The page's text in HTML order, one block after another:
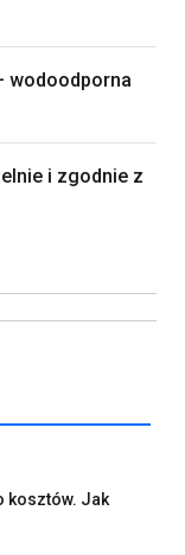
wodoodporna
i zgodnie z
kosztów. Jak